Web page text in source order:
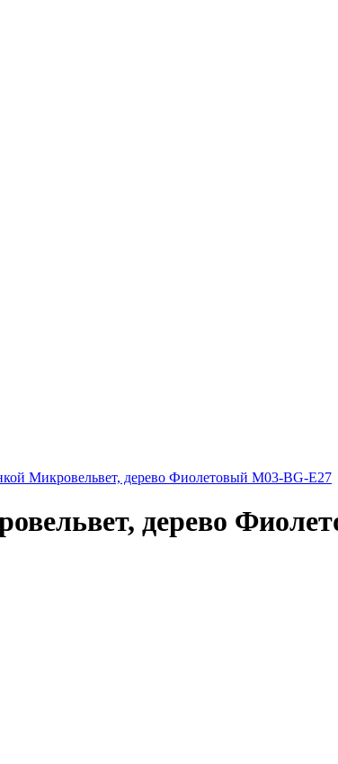
Микровельвет, дерево Фиолетовый M03-BG-E27
дерево